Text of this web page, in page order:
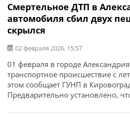
Смертельное ДТП в
автомобиля сбил двух
скрылся
02 февраля 2026, 15:57
01 февраля в городе
транспортное происшествие с
этом сообщает ГУНП в
Предварительно установлено,
Соборному, в темное время